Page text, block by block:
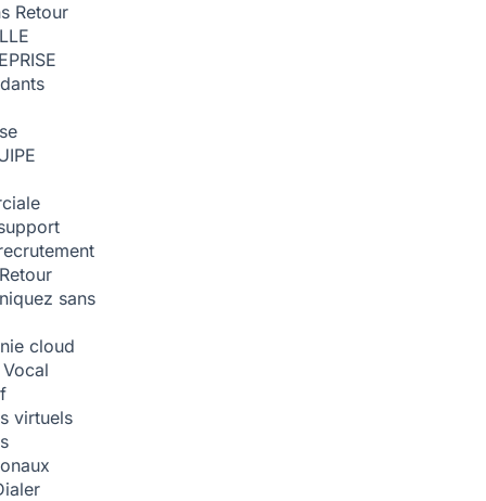
Retour
Retour
sans
cloud
virtuels